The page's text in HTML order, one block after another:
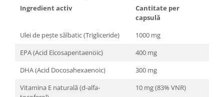
Ingredient activ
Cantitate per
capsulă
Ulei de pește sălbatic (Trigliceride)
1000 mg
EPA (Acid Eicosapentaenoic)
400 mg
DHA (Acid Docosahexaenoic)
300 mg
Vitamina E naturală (d-alfa-
10 mg (83% VNR)